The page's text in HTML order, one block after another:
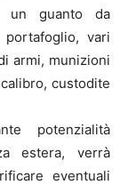
un guanto da
vari
armi, munizioni
custodite
potenzialità
estera, verrà
eventuali